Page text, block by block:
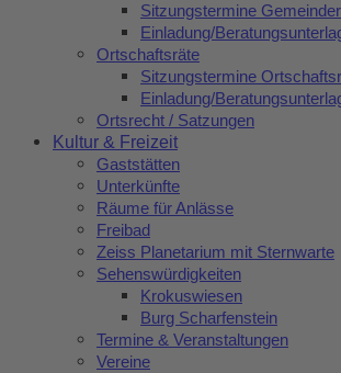
Sitzungstermine
Einladung/
Ortschaftsräte
Sitzungstermine
Einladung/
Ortsrecht / Satzungen
Kultur & Freizeit
Gaststätten
Unterkünfte
Räume für Anlässe
Freibad
Zeiss Planetarium mit Sternwarte
Sehenswürdigkeiten
Krokuswiesen
Burg Scharfenstein
Termine & Veranstaltungen
Vereine